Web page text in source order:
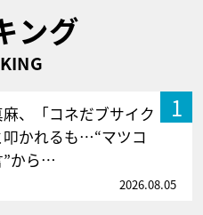
ング
1
、「コネだブサイク
叩かれるも…“マツコ
”から…
2026.08.05